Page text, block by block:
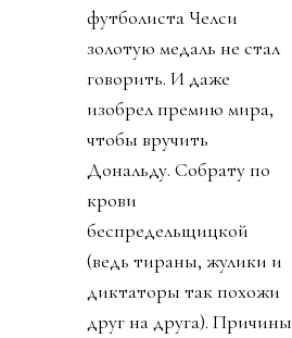
футболиста Челси
золотую медаль не стал
говорить. И даже
изобрел премию мира,
чтобы вручить
Дональду. Собрату по
крови
беспредельщицкой
(ведь тираны, жулики и
диктаторы так похожи
друг на друга). Причины